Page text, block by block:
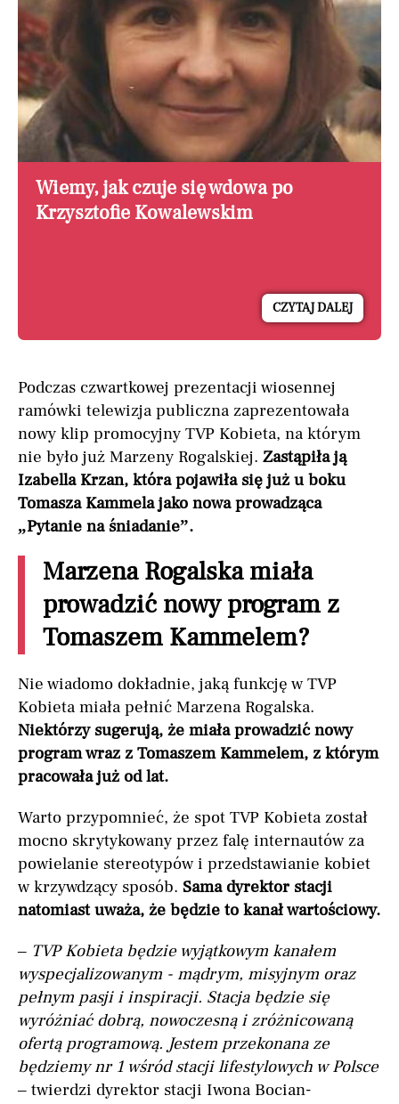
Wiemy, jak czuje się wdowa po
Krzysztofie Kowalewskim
CZYTAJ DALEJ
Podczas czwartkowej prezentacji wiosennej
ramówki telewizja publiczna zaprezentowała
nowy klip promocyjny TVP Kobieta, na którym
nie było już Marzeny Rogalskiej. Zastąpiła ją
Izabella Krzan, która pojawiła się już u boku
Tomasza Kammela jako nowa prowadząca
„Pytanie na śniadanie”.
Marzena Rogalska miała
prowadzić nowy program z
Tomaszem Kammelem?
Nie wiadomo dokładnie, jaką funkcję w TVP
Kobieta miała pełnić Marzena Rogalska.
Niektórzy sugerują, że miała prowadzić nowy
program wraz z Tomaszem Kammelem, z którym
pracowała już od lat.
Warto przypomnieć, że spot TVP Kobieta został
mocno skrytykowany przez falę internautów za
powielanie stereotypów i przedstawianie kobiet
w krzywdzący sposób. Sama dyrektor stacji
natomiast uważa, że będzie to kanał wartościowy.
– TVP Kobieta będzie wyjątkowym kanałem
wyspecjalizowanym - mądrym, misyjnym oraz
pełnym pasji i inspiracji. Stacja będzie się
wyróżniać dobrą, nowoczesną i zróżnicowaną
ofertą programową. Jestem przekonana ze
będziemy nr 1 wśród stacji lifestylowych w Polsce
– twierdzi dyrektor stacji Iwona Bocian-